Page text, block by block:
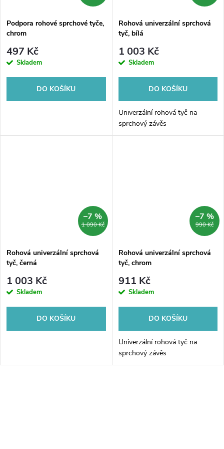
ů
Podpora rohové sprchové tyče,
chrom
497 Kč
Skladem
DO KOŠÍKU
Rohová univerzální sprchová
tyč, bílá
1 003 Kč
Skladem
DO KOŠÍKU
Univerzální rohová tyč na
sprchový závěs
1 090 Kč
–7 %
Rohová univerzální sprchová
tyč, černá
1 003 Kč
Skladem
DO KOŠÍKU
990 Kč
–7 %
Rohová univerzální sprchová
tyč, chrom
911 Kč
Skladem
DO KOŠÍKU
Univerzální rohová tyč na
sprchový závěs